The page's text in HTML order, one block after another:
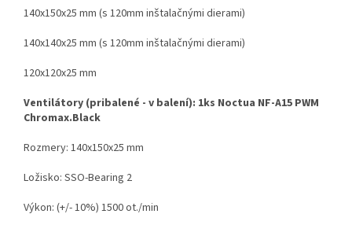
140x150x25 mm (s 120mm inštalačnými dierami)
140x140x25 mm (s 120mm inštalačnými dierami)
120x120x25 mm
Ventilátory (pribalené - v balení): 1ks Noctua NF-A15 PWM
Chromax.Black
Rozmery: 140x150x25 mm
Ložisko: SSO-Bearing 2
Výkon: (+/- 10%) 1500 ot./min